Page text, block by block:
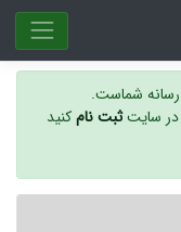
رسانه شماست.
در سایتثبت نامکنید